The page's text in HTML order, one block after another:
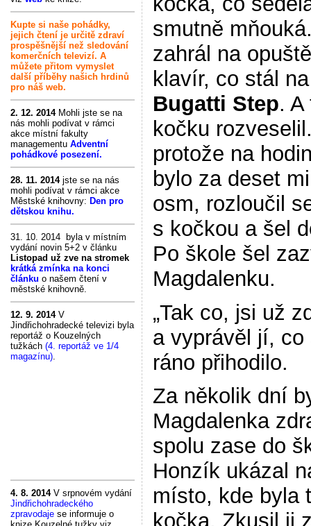
Kupte si naše pohádky,
jejich čtení je určitě zdraví
prospěšnější než sledování
komerčních televizí. A
můžete přitom vymyslet
další příběhy našich hrdinů
pro náš web.
2. 12. 2014Mohli jste se na
nás mohli podívat v rámci
akce místní fakulty
managementu Adventní
pohádkové posezení.
28. 11. 2014jste se na nás
mohli podívat v rámci akce
Městské knihovny: Den pro
dětskou knihu.
31. 10. 2014 byla v místním
vydání novin 5+2 v článku
Listopad už zve na stromek
krátká zmínka na konci
článku o našem čtení v
městské knihovně.
12. 9. 2014V
Jindřichohradecké televizi byla
reportáž o Kouzelných
tužkách (4. reportáž ve 1/4
magazínu).
4. 8. 2014V srpnovém vydání
Jindřichohradeckého
zpravodajese informuje o
smutně
zahrál na
klavír, co stál
Bugatti Step. A
kočku
protože na
bylo za deset
osm, rozloučil
s kočkou a šel
Po škole šel
Magdalenku.
„Tak co, jsi už
a vyprávěl jí, co
ráno přihodilo.
Za několik dní
Magdalenka
spolu zase do
Honzík ukázal
místo, kde byla
kočka. Zkusil ji